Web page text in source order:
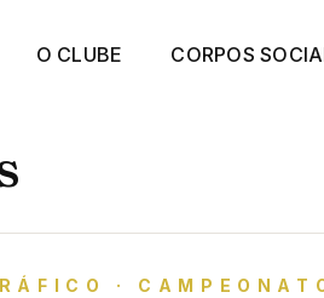
O CLUBE CORPOS
·